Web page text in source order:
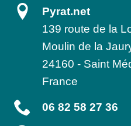
Pyrat.net
139 route de la
Moulin de la
24160 - Saint
France
06 82 58 27 36